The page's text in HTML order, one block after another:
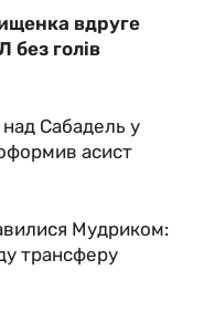
вдруге
без голів
Сабадель у
асист
Мудриком:
трансферу